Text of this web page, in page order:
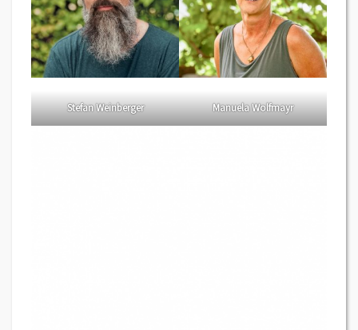
Stefan Weinberger Manuela Wolfmayr